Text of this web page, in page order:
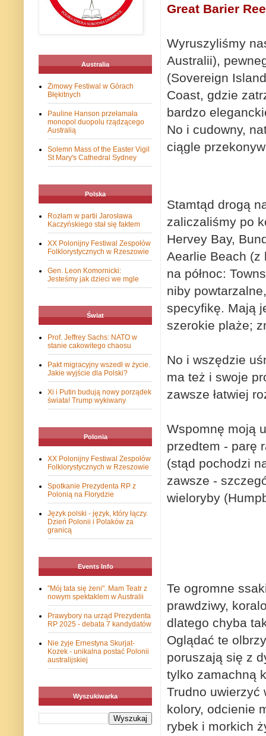
Great Barier
Wyruszyliśmy
Australii),
(Sovereign
Coast, gdzie
bardzo
No i cudowny,
ciągle
Stamtąd drogą
zaliczaliśmy po
Hervey Bay,
Aearlie Beach (z
na północ:
niby
specyfikę. Mają
szerokie plaże;
No i wszędzie
ma też i swoje
zawsze łatwiej
Wspomnę moją
przedtem - parę
(stąd pochodzi
zawsze -
wieloryby
Te ogromne
prawdziwy,
dlatego chyba
Oglądać te
poruszają się z
tylko zamachną
Trudno uwierzyć
kolory, odcienie
rybek i morkich
Australia
Zimowy Festiwal w Górach
Błękitnych
Pauline Hanson przełamała
monopol duopolu rządzącego
Australią
Solemn Mass of the Easter Vigil
St Mary's Cathedral Sydney
Polska
Rozłam w partii Jarosława
Kaczyńskiego stał się faktem
XX Polonijny Festiwal Zespołów
Folklorystycznych w Rzeszowie
Gen. Leon Komornicki:
Jesteśmy jak dzieci we mgle
Świat
Prof. Jeffrey Sachs: NATO w
stanie cakowitego chaosu
Pakt migracyjny wszedł w życie.
Jakie wyjście dla Polski?
Xi i Putin budują nowy porządek
świata! Trump wykiwany
Polonia
XX Polonijny Festiwal Zespołów
Folklorystycznych w Rzeszowie
Spotkanie Prezydenta RP z
Polonią na Florydzie
Język polski - język, który łączy.
Dzień Polonii i Polaków za
granicą
Events Info
"Mój tata się żeni". Mam Teatr z
nowym spektaklem w Australii
Prawybory na urząd Prezydenta
RP 2025 - debata 7 kandydatów
Nie żyje Ernestyna Skurjat-
Kozek - unikalna postać Polonii
australijskiej
Wyszukiwarka